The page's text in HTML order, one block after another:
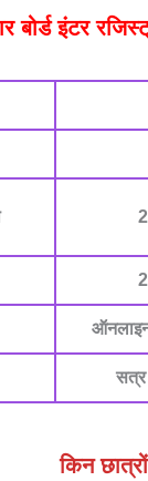
बोर्ड इंटर
किन